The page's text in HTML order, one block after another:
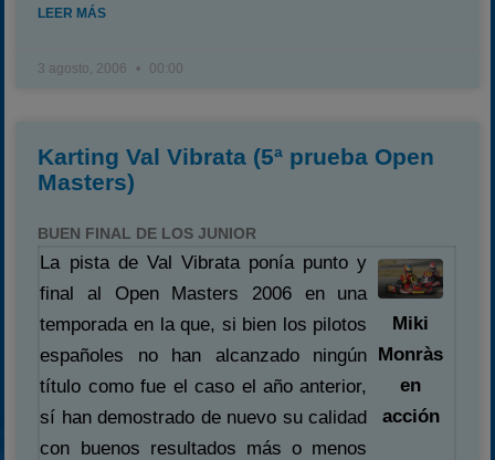
LEER MÁS
3 agosto, 2006 00:00
Karting Val Vibrata (5ª prueba Open
Masters)
BUEN FINAL DE LOS JUNIOR
La pista de Val Vibrata ponía punto y
final al Open Masters 2006 en una
temporada en la que, si bien los pilotos
españoles no han alcanzado ningún
título como fue el caso el año anterior,
sí han demostrado de nuevo su calidad
con buenos resultados más o menos
Miki
Monràs
en
acción